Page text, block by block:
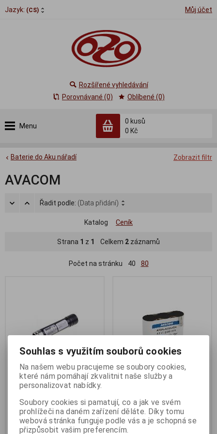
Jazyk: (CS) Můj účet
Menu
0 kusů
0 Kč
Rozšířené vyhledávání
Porovnávané (0)
Oblíbené (0)
Zobrazit filtr
Baterie do Aku nářadí
AVACOM
Řadit podle: (Data přidání)
Katalog Ceník
Strana 1 z 1 Celkem 2 záznamů
Počet na stránku 40 80
Baterie AVACOM BLACK &
2100mAh
Termín dodání (dny): 7
MH 3,6V 2500mAh
Termín dodání (dny):7
Souhlas s využitím souborů cookies
Na našem webu pracujeme se soubory cookies,
které nám pomáhají zkvalitnit naše služby a
personalizovat nabídky.
Soubory cookies si pamatují, co a jak ve svém
prohlížeči na daném zařízení děláte. Díky tomu
webová stránka funguje podle vás a je schopná se
přizpůsobit vašim preferencím.